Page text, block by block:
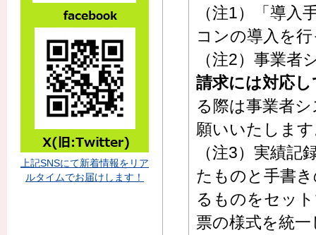
（注1）「導
コンの導入を
（注2）事業者
請求には対応
る際は事業者
願いいたしま
（注3）実績
たものと手書
るものをセッ
票の様式を統
上記SNSにて新着情報をリア
ルタイムでお届けします！